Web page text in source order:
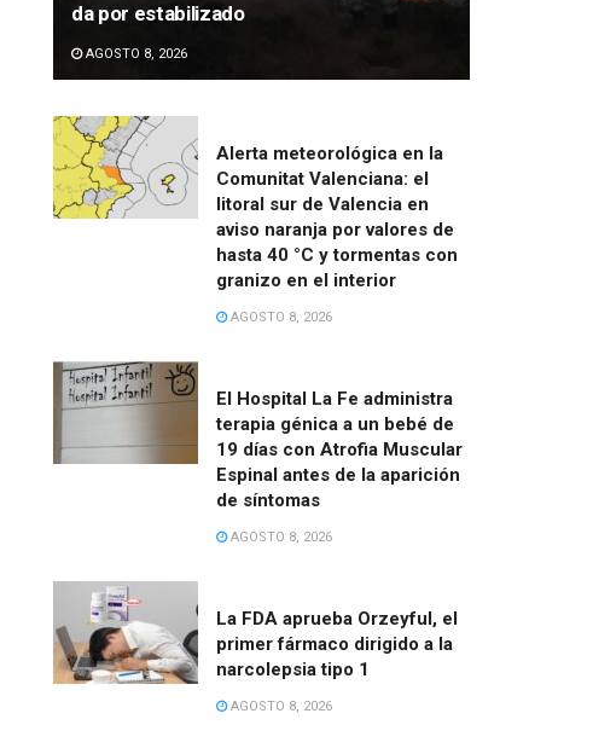
da por estabilizado
AGOSTO 8, 2026
Alerta meteorológica en la
Comunitat Valenciana: el
litoral sur de Valencia en
aviso naranja por valores de
hasta 40 °C y tormentas con
granizo en el interior
AGOSTO 8, 2026
El Hospital La Fe administra
terapia génica a un bebé de
19 días con Atrofia Muscular
Espinal antes de la aparición
de síntomas
AGOSTO 8, 2026
La FDA aprueba Orzeyful, el
primer fármaco dirigido a la
narcolepsia tipo 1
AGOSTO 8, 2026